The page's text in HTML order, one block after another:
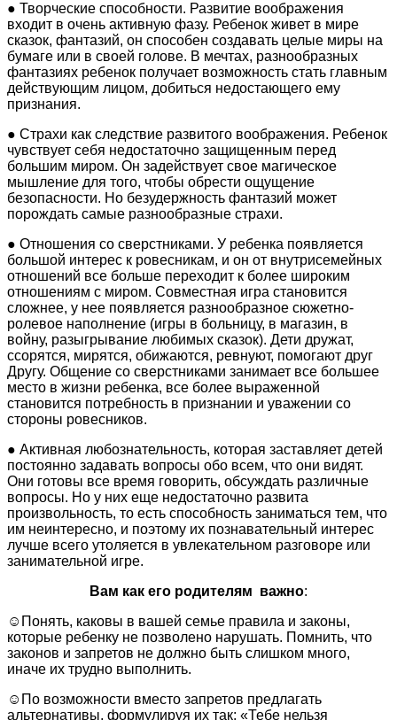
● Творческие способности. Развитие воображения
входит в очень активную фазу. Ребенок живет в мире
сказок, фантазий, он способен создавать целые миры на
бумаге или в своей голове. В мечтах, разнообразных
фантазиях ребенок получает возможность стать главным
действующим лицом, добиться недостающего ему
признания.
● Страхи как следствие развитого воображения. Ребенок
чувствует себя недостаточно защищенным перед
большим миром. Он задействует свое магическое
мышление для того, чтобы обрести ощущение
безопасности. Но безудержность фантазий может
порождать самые разнообразные страхи.
● Отношения со сверстниками. У ребенка появляется
большой интерес к ровесникам, и он от внутрисемейных
отношений все больше переходит к более широким
отношениям с миром. Совместная игра становится
сложнее, у нее появляется разнообразное сюжетно-
ролевое наполнение (игры в больницу, в магазин, в
войну, разыгрывание любимых сказок). Дети дружат,
ссорятся, мирятся, обижаются, ревнуют, помогают друг
Другу. Общение со сверстниками занимает все большее
место в жизни ребенка, все более выраженной
становится потребность в признании и уважении со
стороны ровесников.
● Активная любознательность, которая заставляет детей
постоянно задавать вопросы обо всем, что они видят.
Они готовы все время говорить, обсуждать различные
вопросы. Но у них еще недостаточно развита
произвольность, то есть способность заниматься тем, что
им неинтересно, и поэтому их познавательный интерес
лучше всего утоляется в увлекательном разговоре или
занимательной игре.
Вам как его родителям важно:
☺Понять, каковы в вашей семье правила и законы,
которые ребенку не позволено нарушать. Помнить, что
законов и запретов не должно быть слишком много,
иначе их трудно выполнить.
☺По возможности вместо запретов предлагать
альтернативы, формулируя их так: «Тебе нельзя